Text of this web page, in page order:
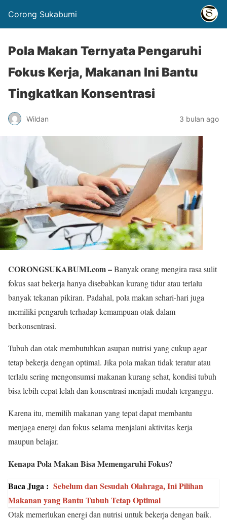
Corong Sukabumi
Pola Makan Ternyata Pengaruhi
Fokus Kerja, Makanan Ini Bantu
Tingkatkan Konsentrasi
Wildan 3 bulan ago
CORONGSUKABUMI.com –Banyak orang mengira rasa sulit
fokus saat bekerja hanya disebabkan kurang tidur atau terlalu
banyak tekanan pikiran. Padahal, pola makan sehari-hari juga
memiliki pengaruh terhadap kemampuan otak dalam
berkonsentrasi.
Tubuh dan otak membutuhkan asupan nutrisi yang cukup agar
tetap bekerja dengan optimal. Jika pola makan tidak teratur atau
terlalu sering mengonsumsi makanan kurang sehat, kondisi tubuh
bisa lebih cepat lelah dan konsentrasi menjadi mudah terganggu.
Karena itu, memilih makanan yang tepat dapat membantu
menjaga energi dan fokus selama menjalani aktivitas kerja
maupun belajar.
Kenapa Pola Makan Bisa Memengaruhi Fokus?
Baca Juga : Sebelum dan Sesudah Olahraga, Ini Pilihan
Makanan yang Bantu Tubuh Tetap Optimal
Otak memerlukan energi dan nutrisi untuk bekerja dengan baik.